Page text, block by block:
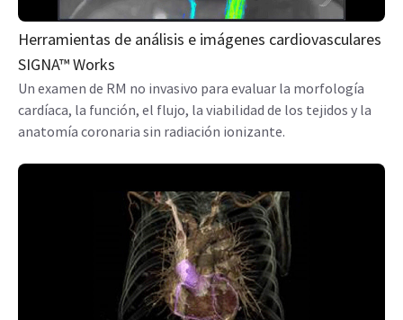
Herramientas de análisis e imágenes cardiovasculares
SIGNA™ Works
Un examen de RM no invasivo para evaluar la morfología
cardíaca, la función, el flujo, la viabilidad de los tejidos y la
anatomía coronaria sin radiación ionizante.